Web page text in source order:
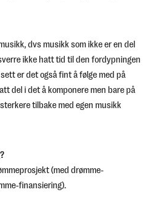
dvs musikk som ikke er en del
ikke hatt tid til den fordypningen
er det også fint å følge med på
del i det å komponere men bare på
tilbake med egen musikk
(med drømme-
finansiering).